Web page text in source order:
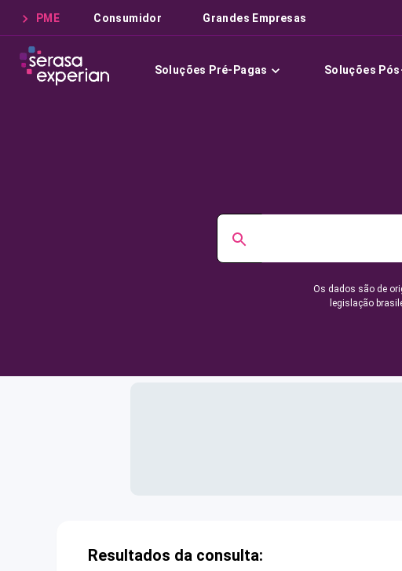
PME Consumidor Grandes Empresas
Soluções Pré-Pagas Soluções
Os dados são de
legislação
Resultados da consulta: